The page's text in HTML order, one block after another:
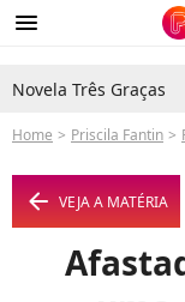
menu
Novela Três Graças
Home Priscila Fantin
arrow_left VEJA A MATÉRIA